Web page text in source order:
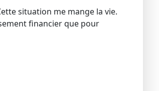
situation me mange la vie.
financier que pour